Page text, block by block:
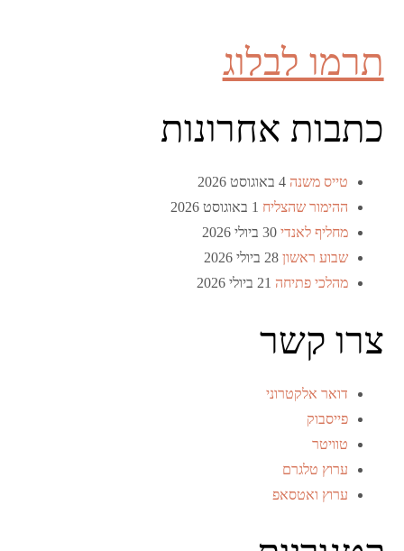
תרמו לבלוג
כתבות אחרונות
טייס משנה 4 באוגוסט 2026
ההימור שהצליח 1 באוגוסט 2026
מחליף לאנדי 30 ביולי 2026
שבוע ראשון 28 ביולי 2026
מהלכי פתיחה 21 ביולי 2026
צרו קשר
דואר אלקטרוני
פייסבוק
טוויטר
ערוץ טלגרם
ערוץ ואטסאפ